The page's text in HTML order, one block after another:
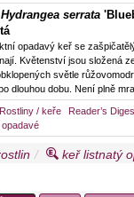
Hydrangea serrata
opadavý keř se
Květenství jsou složená
světle
dlouhou dobu. Není plně
Reader’s
Rostliny / keře
opadavé
keř listnatý